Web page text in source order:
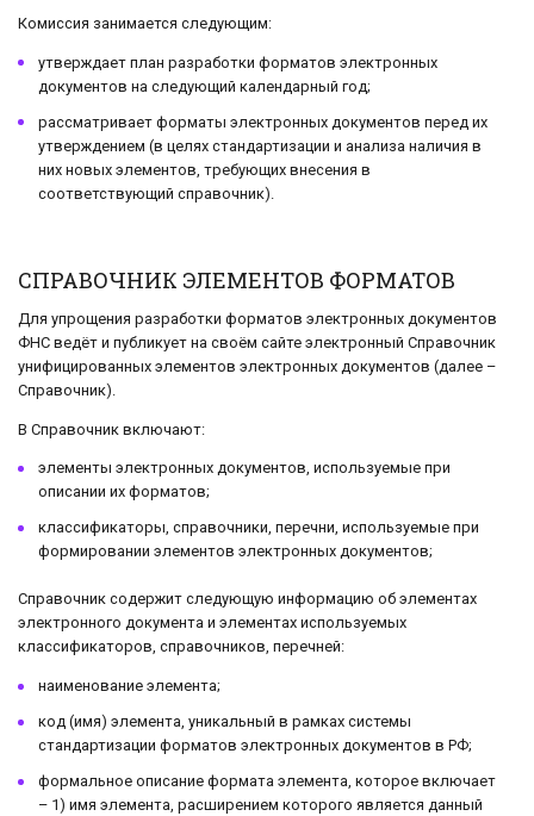
Комиссия занимается следующим:
утверждает план разработки форматов электронных
документов на следующий календарный год;
рассматривает форматы электронных документов перед их
утверждением (в целях стандартизации и анализа наличия в
них новых элементов, требующих внесения в
соответствующий справочник).
СПРАВОЧНИК ЭЛЕМЕНТОВ ФОРМАТОВ
Для упрощения разработки форматов электронных документов
ФНС ведёт и публикует на своём сайте электронный Справочник
унифицированных элементов электронных документов (далее –
Справочник).
В Справочник включают:
элементы электронных документов, используемые при
описании их форматов;
классификаторы, справочники, перечни, используемые при
формировании элементов электронных документов;
Справочник содержит следующую информацию об элементах
электронного документа и элементах используемых
классификаторов, справочников, перечней:
наименование элемента;
код (имя) элемента, уникальный в рамках системы
стандартизации форматов электронных документов в РФ;
формальное описание формата элемента, которое включает
– 1) имя элемента, расширением которого является данный